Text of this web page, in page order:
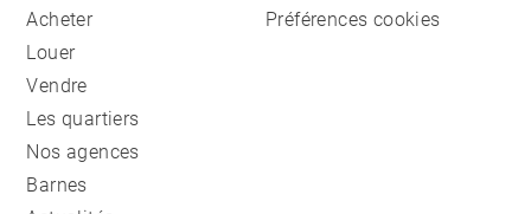
Acheter
Louer
Vendre
Les quartiers
Nos agences
Barnes
Préférences cookies